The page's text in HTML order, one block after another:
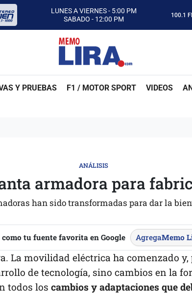
LUNES A VIERNES - 5:00 PM
SABADO - 12:00 PM
ESCUCHA AUTOS AL CIEN
CON MEMO LIRA Y SU EQUIPO
LUNES A VIERNES - 5:00 PM
SABADO - 12:00 PM
100.1
Y PRUEBAS F1 / MOTOR SPORT VIDEOS
ANÁLISIS
armadora para
han sido transformadas para dar la
como tu fuente favorita en Google AgregaMemo
La movilidad eléctrica ha comenzado y,
de tecnología, sino cambios en la
todos los cambios y adaptaciones que